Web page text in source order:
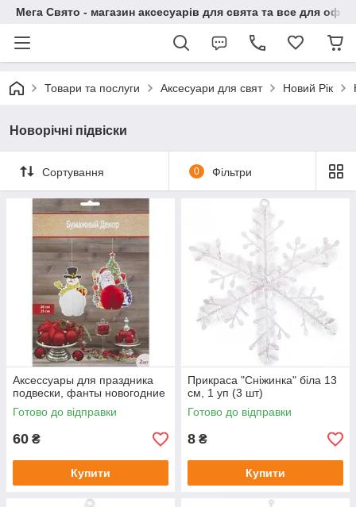
Мега Свято - магазин аксесуарів для свята та все для
Товари та послуги Аксесуари для свят Новий Рік
Новорічні підвіски
Сортування 0 Фільтри
Аксессуары для праздника
подвески, фанты новогодние
Готово до відправки
60 ₴
Купити
Прикраса "Сніжинка" біла 13
см, 1 уп (3 шт)
Готово до відправки
8 ₴
Купити